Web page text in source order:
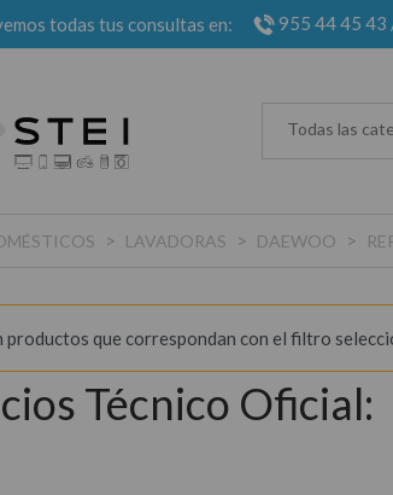
todas tus consultas en: 955 44 45 43
Todas las
> LAVADORAS > DAEWOO >
productos que correspondan con el filtro
Técnico Oficial: